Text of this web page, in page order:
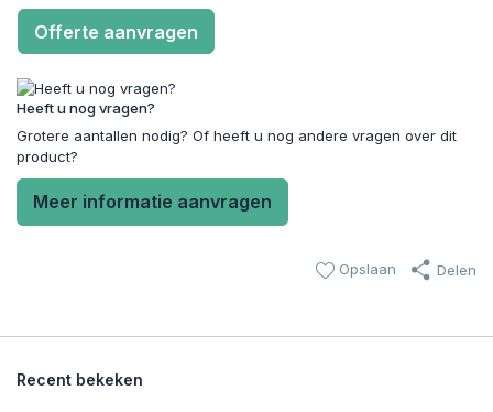
Offerte aanvragen
Heeft u nog vragen?
Grotere aantallen nodig? Of heeft u nog andere vragen over dit
product?
Meer informatie aanvragen
Opslaan Delen
Recent bekeken